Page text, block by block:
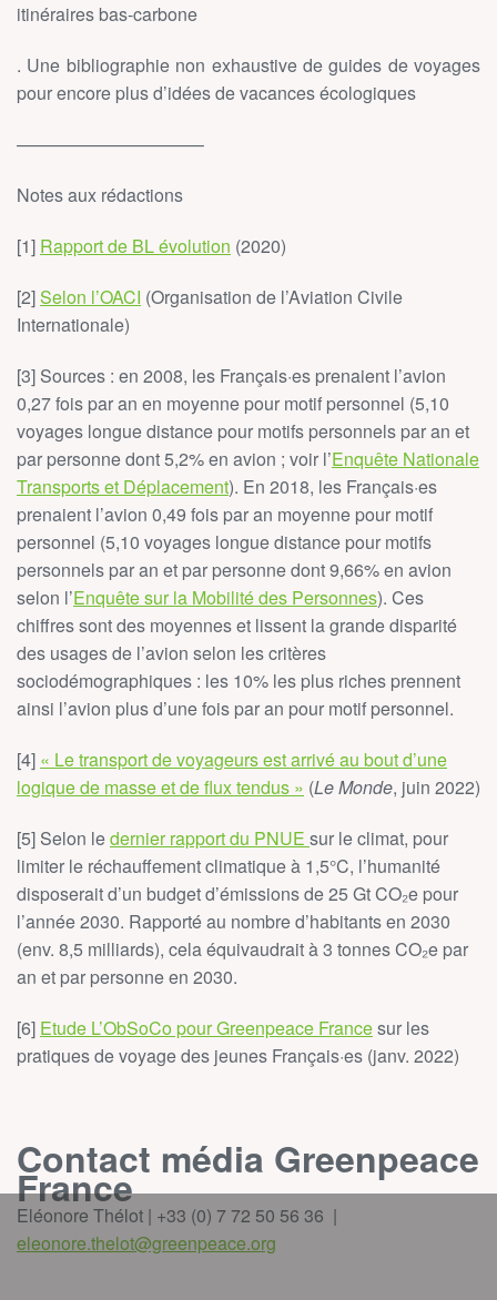
itinéraires bas-carbone
. Une bibliographie non exhaustive de guides de voyages
pour encore plus d’idées de vacances écologiques
——————————–
Notes aux rédactions
[1] Rapport de BL évolution (2020)
[2]Selon l’OACI (Organisation de l’Aviation Civile
Internationale)
[3] Sources : en 2008, les Français·es prenaient l’avion
0,27 fois par an en moyenne pour motif personnel (5,10
voyages longue distance pour motifs personnels par an et
par personne dont 5,2% en avion ; voir l’Enquête Nationale
Transports et Déplacement). En 2018, les Français·es
prenaient l’avion 0,49 fois par an moyenne pour motif
personnel (5,10 voyages longue distance pour motifs
personnels par an et par personne dont 9,66% en avion
selon l’Enquête sur la Mobilité des Personnes). Ces
chiffres sont des moyennes et lissent la grande disparité
des usages de l’avion selon les critères
sociodémographiques : les 10% les plus riches prennent
ainsi l’avion plus d’une fois par an pour motif personnel.
[4] « Le transport de voyageurs est arrivé au bout d’une
logique de masse et de flux tendus » (Le Monde, juin 2022)
[5] Selon ledernier rapport du PNUE sur le climat, pour
limiter le réchauffement climatique à 1,5°C, l’humanité
disposerait d’un budget d’émissions de 25 Gt CO₂e pour
l’année 2030. Rapporté au nombre d’habitants en 2030
(env. 8,5 milliards), cela équivaudrait à 3 tonnes CO₂e par
an et par personne en 2030.
[6] Etude L’ObSoCo pour Greenpeace Francesur les
pratiques de voyage des jeunes Français·es (janv. 2022)
Contact média Greenpeace
France
Eléonore Thélot | +33 (0) 7 72 50 56 36 |
eleonore.thelot@greenpeace.org